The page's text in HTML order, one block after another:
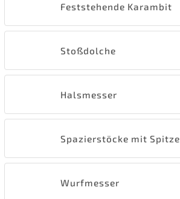
Feststehende Karambit
Stoßdolche
Halsmesser
Spazierstöcke mit Spitze
Wurfmesser